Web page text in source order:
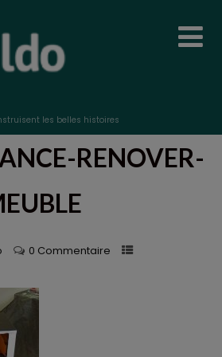
les belles histoires
RENOVER-
0 Commentaire